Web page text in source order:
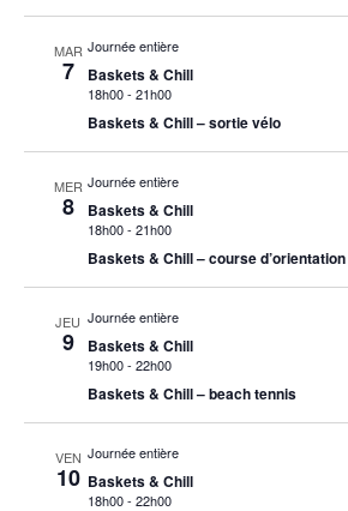
MAR
7
Journée entière
Baskets & Chill
18h00- 21h00
Baskets & Chill – sortie vélo
MER
8
Journée entière
Baskets & Chill
18h00- 21h00
Baskets & Chill – course d’orientation
JEU
9
Journée entière
Baskets & Chill
19h00- 22h00
Baskets & Chill – beach tennis
VEN
10
Journée entière
Baskets & Chill
18h00- 22h00